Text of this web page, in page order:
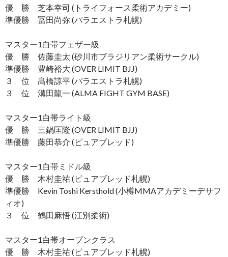
優 勝 芝本幸司 (トライフォース柔術アカデミー)
準優勝 冨田尚弥 (パラエストラ札幌)
マスター1白帯フェザー級
優 勝 佐藤圭太 (砂川市ブラジリアン柔術サークル)
準優勝 豊崎裕大 (OVER LIMIT BJJ)
３ 位 髙橋諒平 (パラエストラ札幌)
３ 位 溝田龍一 (ALMA FIGHT GYM BASE)
マスター1白帯ライト級
優 勝 三鍋匡隆 (OVER LIMIT BJJ)
準優勝 藤田恭介 (ピュアブレッド)
マスター1白帯ミドル級
優 勝 木村圭祐 (ピュアブレッド札幌)
準優勝 Kevin Toshi Kersthold (小樽MMAアカデミーデサフ
ィオ)
３ 位 鶴田麻悟 (江別柔術)
マスター1白帯オープンクラス
優 勝 木村圭祐 (ピュアブレッド札幌)